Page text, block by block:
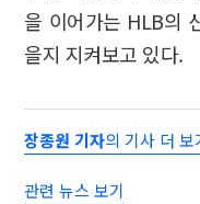
을 이어가는 HLB의
을지 지켜보고 있다.
장종원 기자의 기사 더 보
관련 뉴스 보기